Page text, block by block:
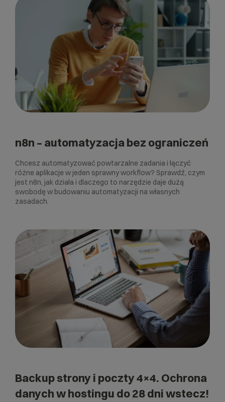
n8n – automatyzacja bez ograniczeń
Chcesz automatyzować powtarzalne zadania i łączyć
różne aplikacje w jeden sprawny workflow? Sprawdź, czym
jest n8n, jak działa i dlaczego to narzędzie daje dużą
swobodę w budowaniu automatyzacji na własnych
zasadach.
Backup strony i poczty 4×4. Ochrona
danych w hostingu do 28 dni wstecz!